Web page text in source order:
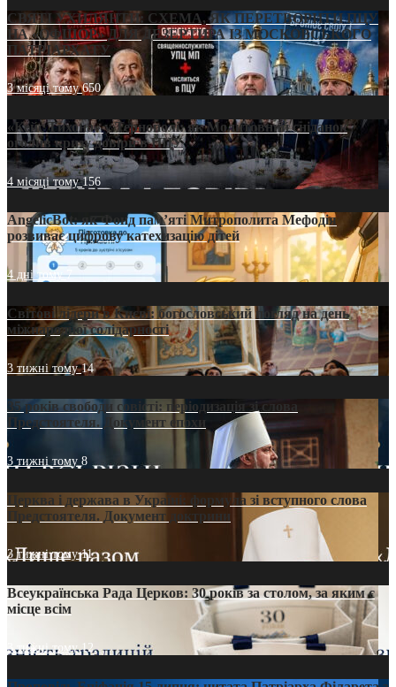
СВЯТІ УХИЛЯНТИ: СХЕМА, ЯК ПЕРЕТВОРИТИ ПЦУ
НА «ОФШОР» ДЛЯ ДЕЗЕРТИРА ІЗ МОСКОВСЬКОГО
ПАТРІАРХАТУ
3 місяці тому650
«Кейс Тихона» у Тернополі: як Молитовний сніданок
оголив кризу довіри в ПЦУ
4 місяці тому156
AngelicBot: як Фонд пам’яті Митрополита Мефодія
розвиває цифрову катехизацію дітей
4 дні тому7
Світові лідери в Києві: богословський погляд на день
міжнародної солідарності
3 тижні тому14
35 років свободи совісті: періодизація зі слова
Предстоятеля. Документ епохи
3 тижні тому 8
Церква і держава в Україні: формула зі вступного слова
Предстоятеля. Документ доктрини
3 тижні тому11
Всеукраїнська Рада Церков: 30 років за столом, за яким є
місце всім
3 тижні тому12